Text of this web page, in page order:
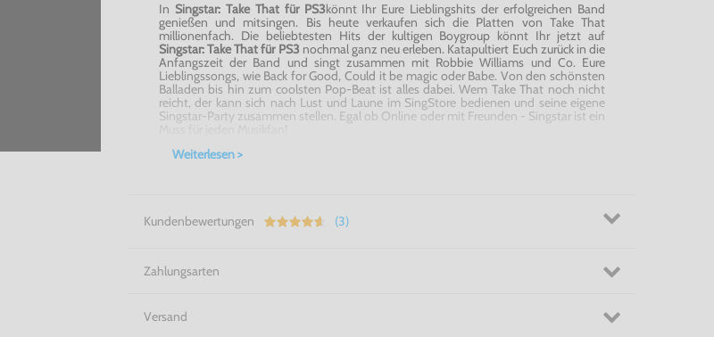
In Singstar: Take Thatfür PS3könnt Ihr Eure Lieblingshits der erfolgreichen Band
genießen und mitsingen. Bis heute verkaufen sich die Platten von TakeThat
millionenfach. Die beliebtesten Hits der kultigen Boygroup könnt Ihr jetzt auf
Singstar: TakeThatfür PS3nochmal ganz neu erleben. Katapultiert Euch zurück in die
Anfangszeit der Band und singt zusammen mit Robbie Williams und Co. Eure
Lieblingssongs, wie Back for Good,Could it be magicoder Babe. Von den schönsten
Balladen bis hin zum coolsten Pop-Beat ist alles dabei. Wem TakeThat noch nicht
reicht, der kann sich nach Lust und Laune im SingStore bedienen und seine eigene
Singstar-Party zusammen stellen. Egal ob Online oder mit Freunden - Singstar ist ein
Ab ans Mikrofon und los geht die Party! - Singstar Take
Weiterlesen >
Kundenbewertungen (3)
Zahlungsarten
Versand